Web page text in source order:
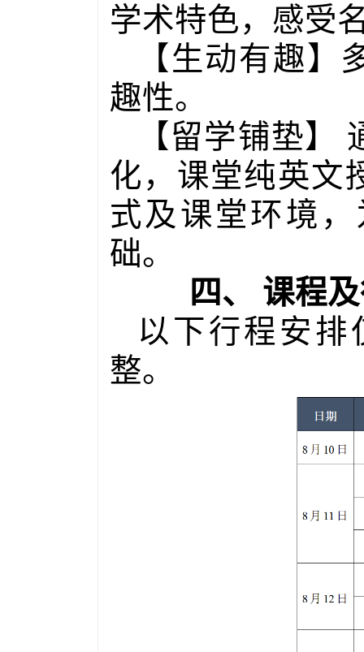
学术特色，感受
【生动有趣
趣性。
【留学铺垫】
化，课堂纯英文
式及课堂环境
础。
四、 课程
以下行程安排
整。